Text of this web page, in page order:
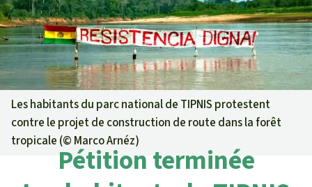
Pétitions
Projets
Informations
Pour approfondir
Actualités
Thématiques
Association
Votre soutien est capital
Don général
Fonds d'urgence
Certificats de don
Questions & réponses
Les habitants du parc national de TIPNIS protestent
contre le projet de construction de route dans la forêt
tropicale (© Marco Arnéz)
Pétition terminée